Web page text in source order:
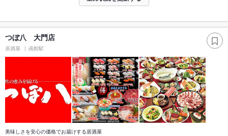
つぼ八 大門店
居酒屋 函館駅
美味しさを安心の価格でお届けする居酒屋